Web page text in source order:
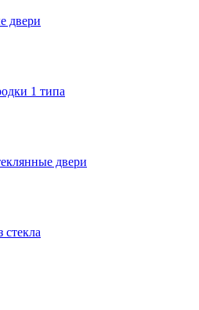
двери
1 типа
двери
стекла